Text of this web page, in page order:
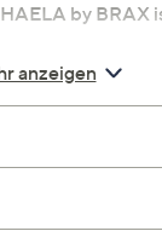
by
anzeigen